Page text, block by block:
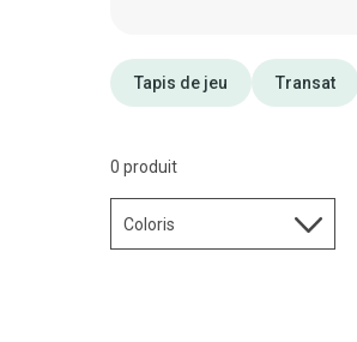
Tapis de jeu Transat
0 produit
Coloris